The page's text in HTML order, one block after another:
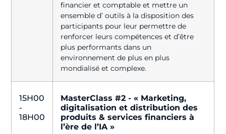
financier et comptable et mettre un
ensemble d’ outils à la disposition des
participants pour leur permettre de
renforcer leurs compétences et d’être
plus performants dans un
environnement de plus en plus
mondialisé et complexe.
15H00
-
18H00
MasterClass #2 - « Marketing,
digitalisation et distribution des
produits & services financiers à
l’ère de l’IA »